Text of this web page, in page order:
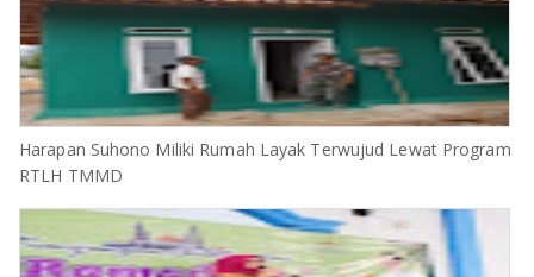
Harapan Suhono Miliki Rumah Layak Terwujud Lewat Program
RTLH TMMD